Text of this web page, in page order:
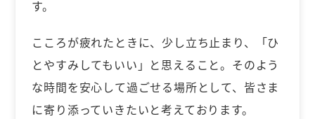
す。
こころが疲れたときに、少し立ち止まり、「ひ
とやすみしてもいい」と思えること。そのよう
な時間を安心して過ごせる場所として、皆さま
に寄り添っていきたいと考えております。